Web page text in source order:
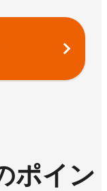
ポイン